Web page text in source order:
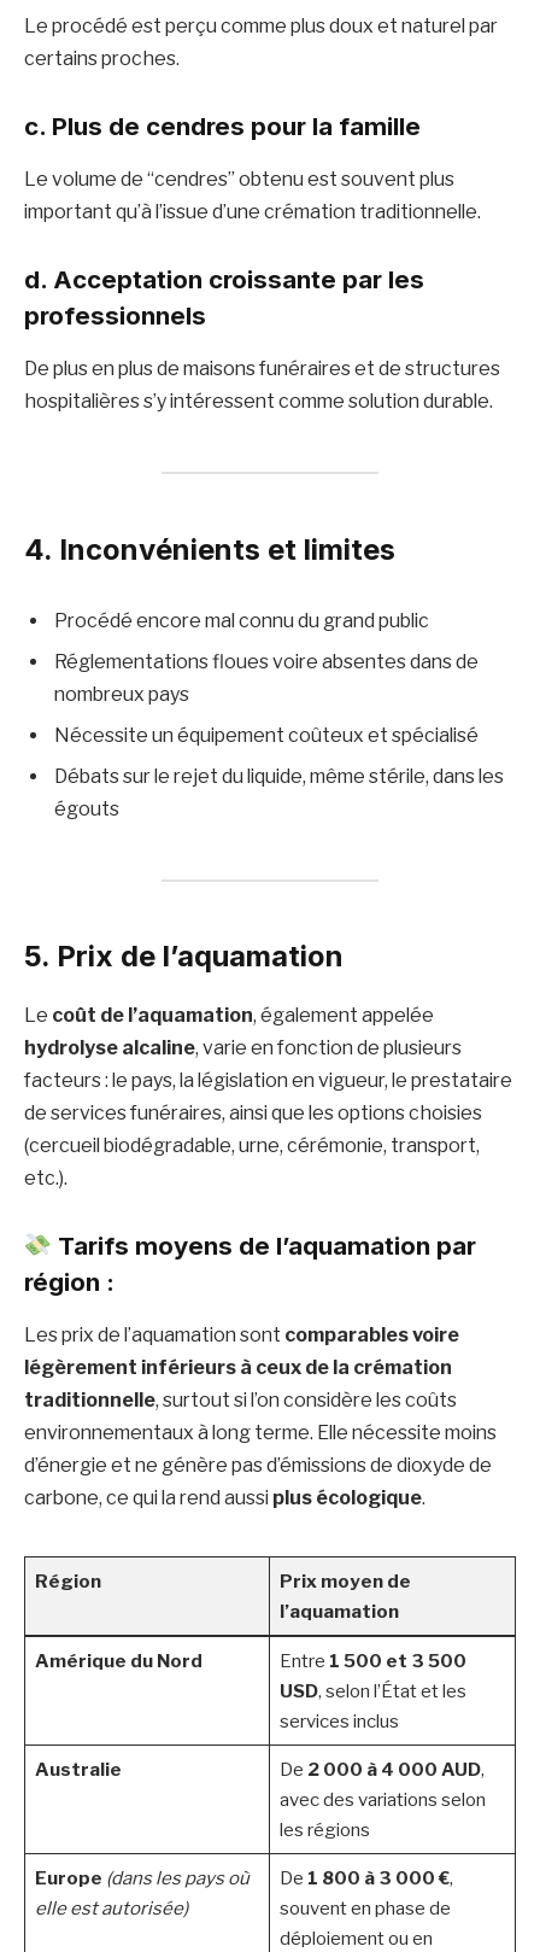
Le procédé est perçu comme plus doux et naturel par
certains proches.
c. Plus de cendres pour la famille
Le volume de “cendres” obtenu est souvent plus
important qu’à l’issue d’une crémation traditionnelle.
d. Acceptation croissante par les
professionnels
De plus en plus de maisons funéraires et de structures
hospitalières s’y intéressent comme solution durable.
4. Inconvénients et limites
Procédé encore mal connu du grand public
Réglementations floues voire absentes dans de
nombreux pays
Nécessite un équipement coûteux et spécialisé
Débats sur le rejet du liquide, même stérile, dans les
égouts
5. Prix de l’aquamation
Le coût de l’aquamation, également appelée
hydrolyse alcaline, varie en fonction de plusieurs
facteurs : le pays, la législation en vigueur, le prestataire
de services funéraires, ainsi que les options choisies
(cercueil biodégradable, urne, cérémonie, transport,
etc.).
Tarifs moyens de l’aquamation par
région :
Les prix de l’aquamation sont comparables voire
légèrement inférieurs à ceux de la crémation
traditionnelle, surtout si l’on considère les coûts
environnementaux à long terme. Elle nécessite moins
d’énergie et ne génère pas d’émissions de dioxyde de
carbone, ce qui la rend aussi plus écologique.
Région
Prix moyen de
l’aquamation
Amérique du Nord Entre 1 500 et 3 500
USD, selon l’État et les
services inclus
Australie De 2 000 à 4 000 AUD,
avec des variations selon
les régions
Europe (dans les pays où
elle est autorisée)
De 1 800 à 3 000 €,
souvent en phase de
déploiement ou en